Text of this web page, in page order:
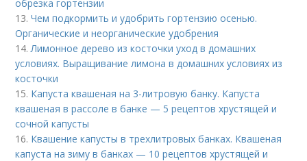
обрезка гортензии
13.Чем подкормить и удобрить гортензию осенью.
Органические и неорганические удобрения
14. Лимонное дерево из косточки уход в домашних
условиях. Выращивание лимона в домашних условиях из
косточки
15. Капуста квашеная на 3-литровую банку. Капуста
квашеная в рассоле в банке — 5 рецептов хрустящей и
сочной капусты
16. Квашение капусты в трехлитровых банках. Квашеная
капуста на зиму в банках — 10 рецептов хрустящей и